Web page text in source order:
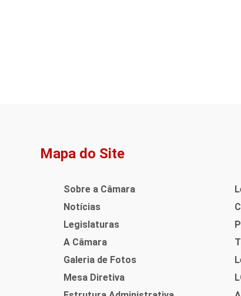
Mapa do Site
Sobre a Câmara
Notícias
Legislaturas
A Câmara
Galeria de Fotos
Mesa Diretiva